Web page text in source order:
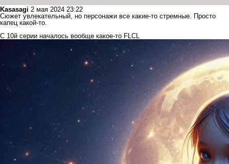
Kasasagi 2 мая 2024 23:22
Сюжет увлекательный, но персонажи все какие-то стремные. Просто
капец какой-то.
С 10й серии началось вообще какое-то FLCL